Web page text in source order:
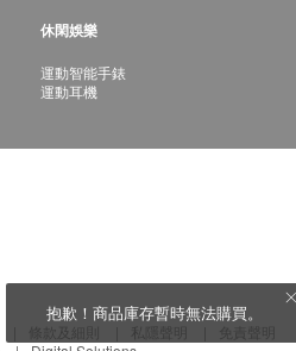
休閑娛樂
運動智能手錶
運動耳機
條款及細則 私隱聲明
免責聲明
抱歉！商品庫存暫時無法購買。